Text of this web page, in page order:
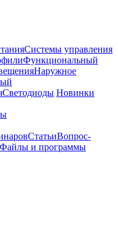
Системы управления
Функциональный
Наружное
Светодиоды Новинки
СтатьиВопрос-
Файлы и программы